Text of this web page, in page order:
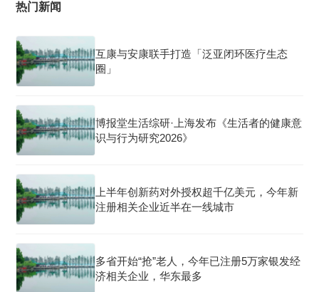
热门新闻
互康与安康联手打造「泛亚闭环医疗生态
圈」
博报堂生活综研·上海发布《生活者的健康意
识与行为研究2026》
上半年创新药对外授权超千亿美元，今年新
注册相关企业近半在一线城市
多省开始“抢”老人，今年已注册5万家银发经
济相关企业，华东最多